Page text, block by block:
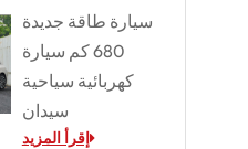
سيارة طاقة جديدة
680 كم سيارة
كهربائية سياحية
سيدان
إقرأ المزيد